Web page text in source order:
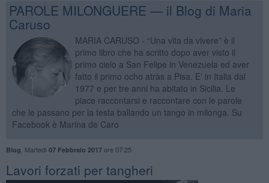
PAROLE MILONGUERE — il Blog di Maria
Caruso
MARIA CARUSO - “Una vita da vivere” è il
primo libro che ha scritto dopo aver visto il
primo cielo a San Felipe in Venezuela ed aver
fatto il primo ocho atràs a Pisa. E' in Italia dal
1977 e per tre anni ha abitato in Sicilia. Le
piace raccontarsi e raccontare con le parole
che le passano per la testa ballando un tango in milonga. Su
Facebook è Marina de Caro
Blog Martedì 07 Febbraio 2017ore 07:25
Lavori forzati per tangheri